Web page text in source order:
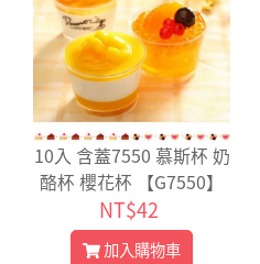
10入 含蓋7550 慕斯杯 奶
酪杯 櫻花杯 【G7550】
NT$42
加入購物車